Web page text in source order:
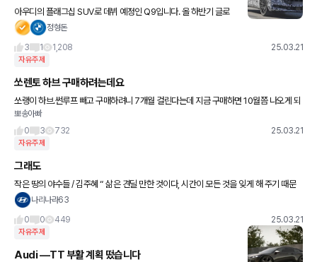
아우디의 플래그십 SUV로 데뷔 예정인 Q9입니다. 올 하반기 글로
벌 공개 에정으로 판매는 2026년부터, 경쟁 모델은 벤츠 GLS, BM
정형돈
3
1 1,208 25.03.21
자유주제
쏘렌토 하브 구매하려는데요
쏘랭이 하브.썬루프 빼고 구매하려니 7개월 걸린다는데 지금 구매하면 10월쯤 나오게 되
는데요.. 그럼 한 6월 쯤 구매하면 내년에 나오면서 연식이 바껴서 나오는건가요? 만약에
버전업 같은거 되면 바
뽀송아빠
0
3 732 25.03.21
자유주제
그래도
작은 땅의 야수들 / 김주혜 “ 삶은 견딜 만한 것이다, 시간이 모든 것을 잊게 해 주기 때문
에. 그래도 삶은 살아볼 만한 것이다, 사랑이 모든 것을 기억하게 해 주기 때문에. ”
나리나라63
0
0 449 25.03.21
자유주제
Audi —TT 부활 계획 떴습니다